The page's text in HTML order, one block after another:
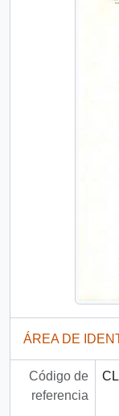
ÁREA DE
Código de
referencia